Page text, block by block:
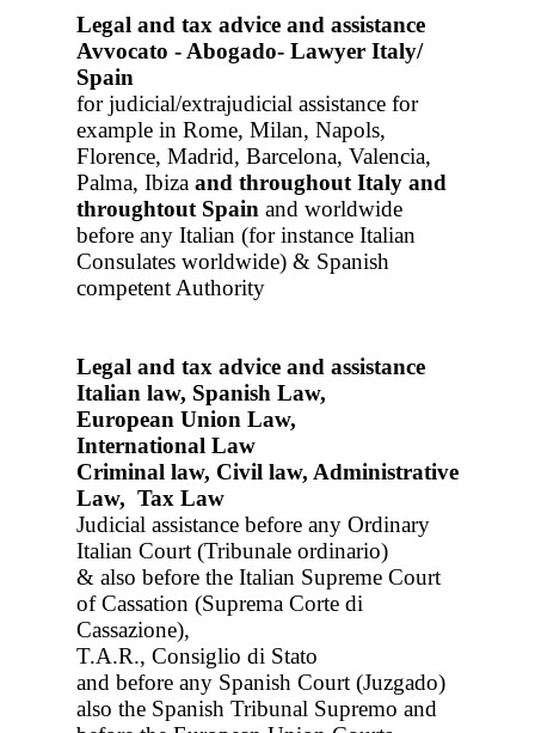
Legal and tax advice and assistance
Avvocato - Abogado- Lawyer Italy/
Spain
for judicial/extrajudicial assistance for
example in Rome, Milan, Napols,
Florence, Madrid, Barcelona, Valencia,
Palma, Ibiza and throughout Italy and
throughtout Spain and worldwide
before any Italian (for instance Italian
Consulates worldwide) & Spanish
competent Authority
Legal and tax advice and assistance
Italian law, Spanish Law,
European Union Law,
International Law
Criminal law, Civil law, Administrative
Law, Tax Law
Judicial assistance before any Ordinary
Italian Court (Tribunale ordinario)
& also before the Italian Supreme Court
of Cassation (Suprema Corte di
Cassazione),
T.A.R., Consiglio di Stato
and before any Spanish Court (Juzgado)
also the Spanish Tribunal Supremo and